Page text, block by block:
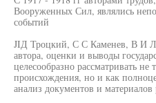
Вооруженных Сил, являлись
событий
JIД Троцкий, С С Каменев, В И
автора, оценки и выводы
целесообразно рассматривать
происхождения, но и как
анализ документов и